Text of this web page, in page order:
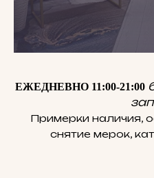
ЕЖЕДНЕВНО 11:00-21:00
Примерки наличия,
снятие мерок,